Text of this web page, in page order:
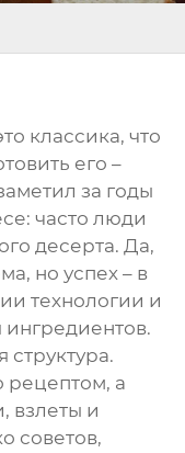
классика, что
его –
за годы
часто люди
десерта. Да,
но успех – в
технологии и
рецептом, а
взлеты и
советов,